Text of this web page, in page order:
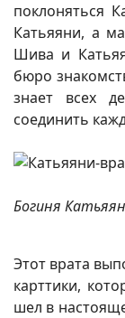
поклоняться
Катьяяни, а
Шива и
бюро
знает всех
соединить
Богиня
Этот врата
карттики,
шел в